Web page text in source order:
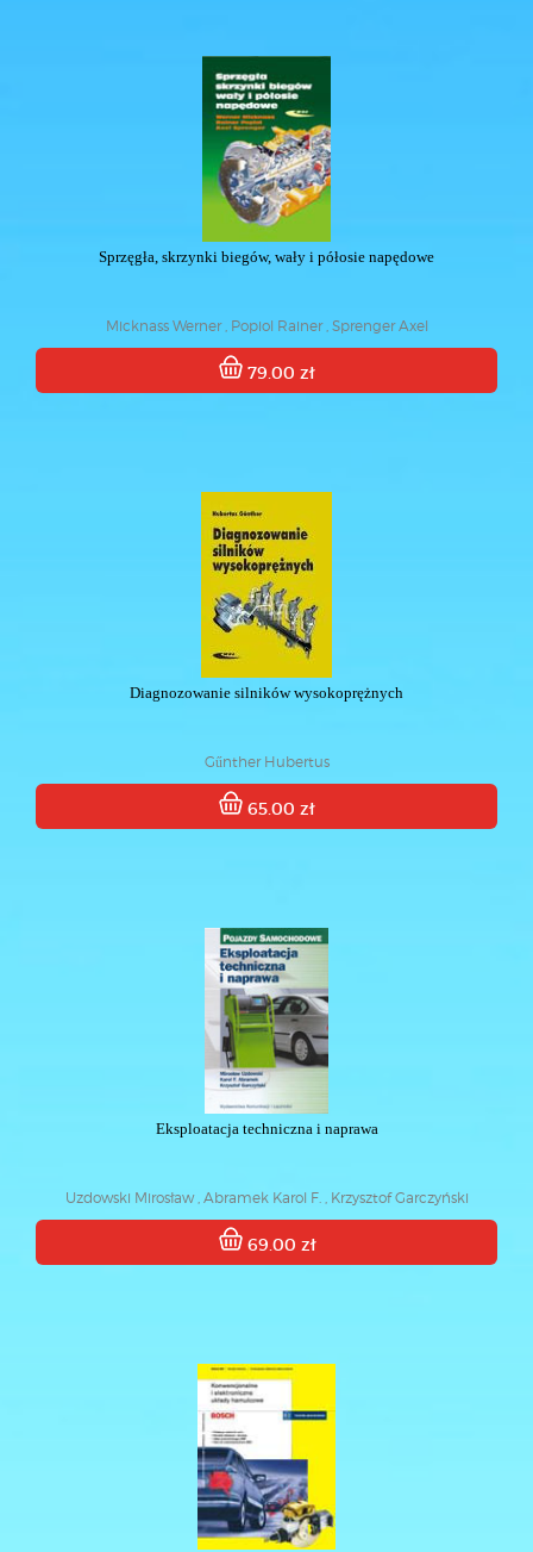
Sprzęgła, skrzynki biegów, wały i półosie napędowe
Micknass Werner , Popiol Rainer , Sprenger Axel
79.00 zł
Diagnozowanie silników wysokoprężnych
Gűnther Hubertus
65.00 zł
Eksploatacja techniczna i naprawa
Uzdowski Mirosław , Abramek Karol F. , Krzysztof Garczyński
69.00 zł